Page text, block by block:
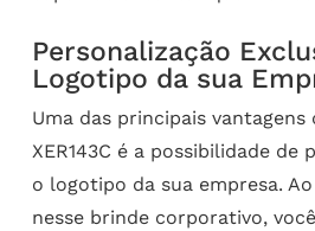
Personalização
Logotipo da sua
Uma das principais vantagens
XER143C é a possibilidade de
o logotipo da sua empresa.
nesse brinde corporativo,